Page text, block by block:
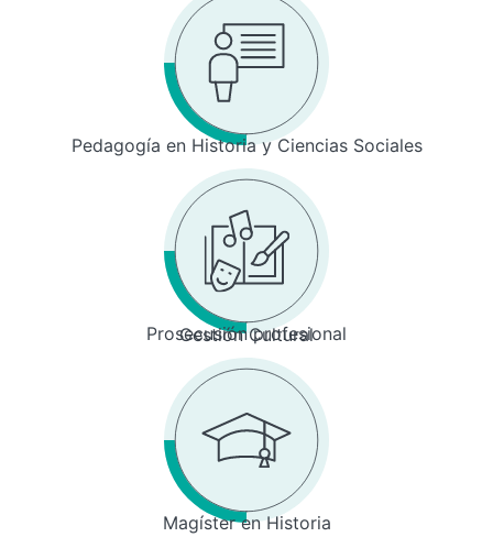
Pedagogía en Historia y Ciencias Sociales
Prosecusión profesional
Gestión Cultural
Magíster en Historia